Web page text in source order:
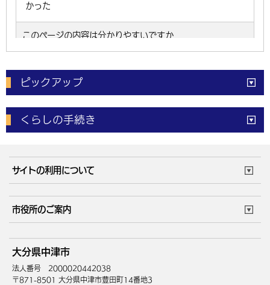
ピックアップ
電子申請 窓口の混雑状況
体育施設予約状況 ご意見・ご要望
くらしの手続き
成人・仕事
住まい・引越 ごみ・環境
健康・医療 障がい・福祉
高齢・介護
サイトの利用について
サイトマップ
市役所のご案内
庁舎地図 組織案内
中津市へのアクセス
大分県中津市
法人番号 2000020442038
〒871-8501 大分県中津市豊田町14番地3